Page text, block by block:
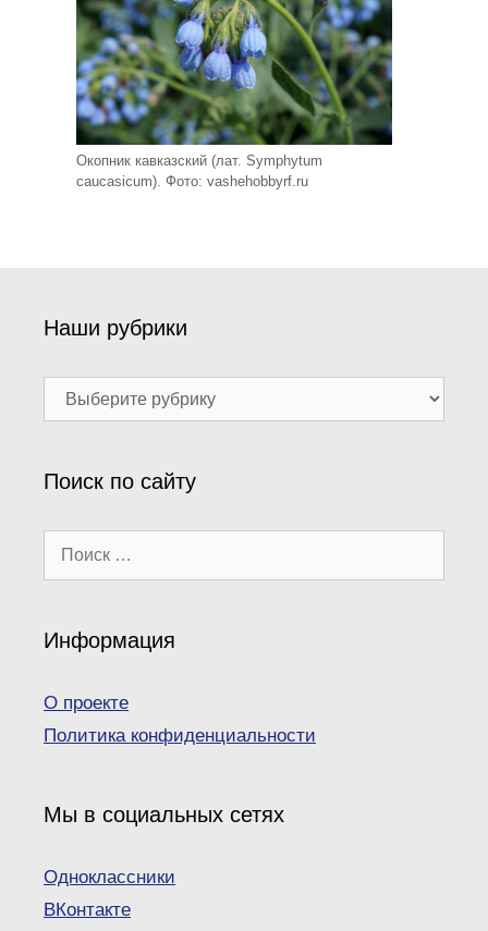
Окопник кавказский (лат. Symphytum
caucasicum). Фото: vashehobbyrf.ru
Наши рубрики
Наши
рубрики
Поиск по сайту
Поиск:
Информация
О проекте
Политика конфиденциальности
Мы в социальных сетях
Одноклассники
ВКонтакте